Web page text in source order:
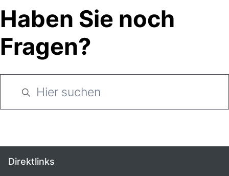
Haben Sie noch
Fragen?
Direktlinks